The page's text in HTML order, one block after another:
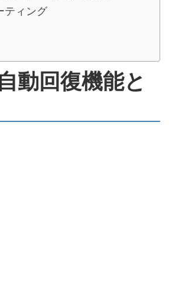
ティング
動回復機能と